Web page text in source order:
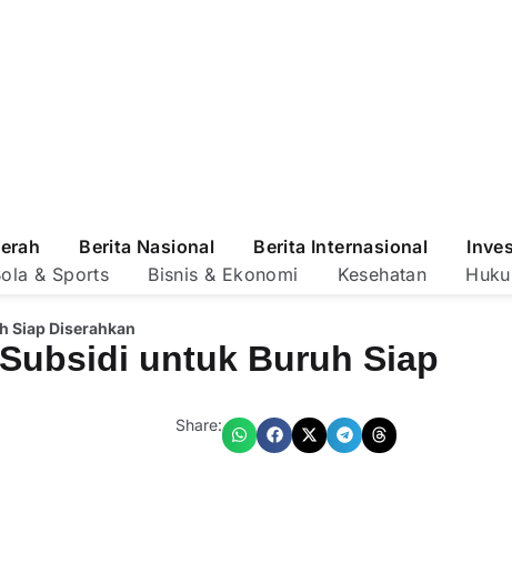
Berita Nasional Berita Internasional
& Sports Bisnis & Ekonomi Kesehatan
Siap Diserahkan
untuk Buruh Siap
Share: